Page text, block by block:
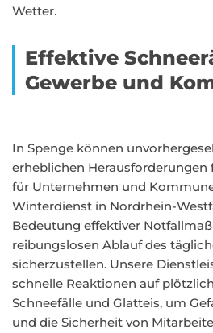
Wetter.
Effektive
Gewerbe und
In Spenge können
erheblichen Herausforderungen
für Unternehmen und
Winterdienst in Nordrhein-
Bedeutung effektiver
reibungslosen Ablauf des
sicherzustellen. Unsere
schnelle Reaktionen auf
Schneefälle und Glatteis, um
und die Sicherheit von